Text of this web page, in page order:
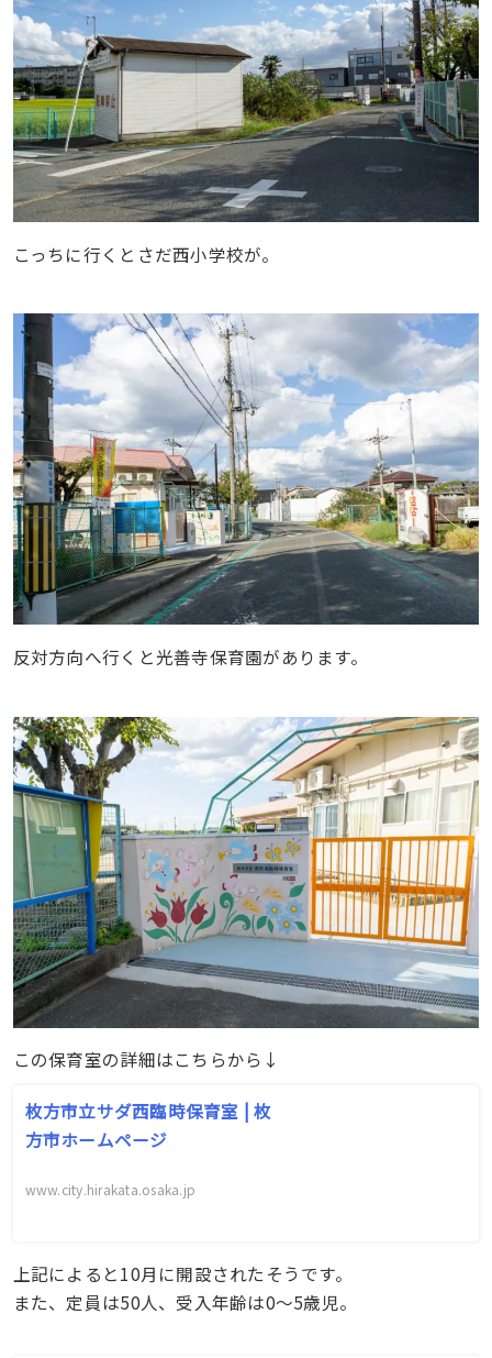
こっちに行くとさだ西小学校が。
反対方向へ行くと光善寺保育園があります。
この保育室の詳細はこちらから↓
枚方市立サダ西臨時保育室 | 枚
方市ホームページ
www.city.hirakata.osaka.jp
上記によると10月に開設されたそうです。
また、定員は50人、受入年齢は0～5歳児。